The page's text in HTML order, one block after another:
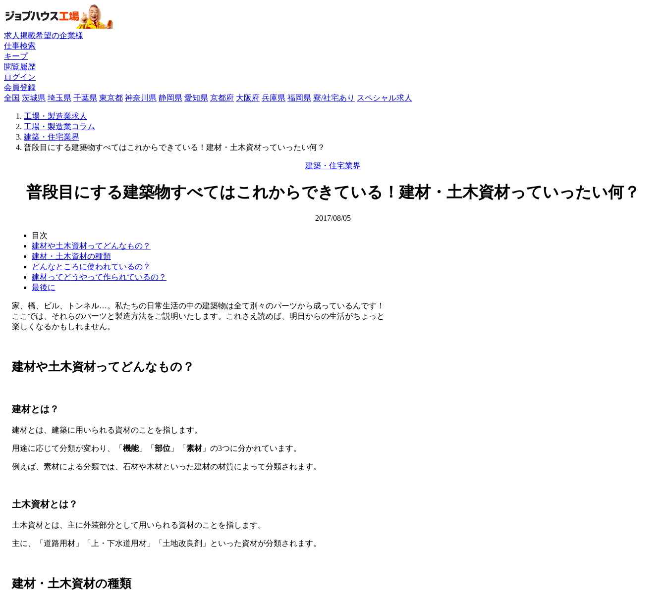
求人掲載希望の企業様
仕事検索
キープ
閲覧履歴
ログイン
会員登録
全国 茨城県 埼玉県 千葉県 東京都 神奈川県 静岡県 愛知県 京都府 大阪府 兵庫県 福岡県 寮/社宅あり スペシャル求人
工場・製造業求人
工場・製造業コラム
建築・住宅業界
普段目にする建築物すべてはこれからできている！建材・土木資材っていったい何？
建築・住宅業界
普段目にする建築物すべてはこれからできている！建材・土木資材っていったい何？
2017/08/05
目次
建材や土木資材ってどんなもの？
建材・土木資材の種類
どんなところに使われているの？
建材ってどうやって作られているの？
最後に
家、橋、ビル、トンネル…。私たちの日常生活の中の建築物は全て別々のパーツから成っているんです！
ここでは、それらのパーツと製造方法をご説明いたします。これさえ読めば、明日からの生活がちょっと
楽しくなるかもしれません。
建材や土木資材ってどんなもの？
建材とは？
建材とは、建築に用いられる資材のことを指します。
用途に応じて分類が変わり、「 機能」「 部位 」「 素材」の3つに分かれています。
例えば、素材による分類では、石材や木材といった建材の材質によって分類されます。
土木資材とは？
土木資材とは、主に外装部分として用いられる資材のことを指します。
主に、「道路用材」「上・下水道用材」「土地改良剤」といった資材が分類されます。
建材・土木資材の種類